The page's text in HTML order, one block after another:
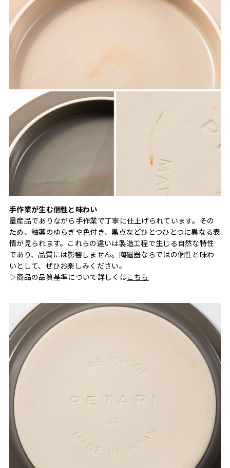
手作業が生む個性と味わい
量産品でありながら手作業で丁寧に仕上げられています。その
ため、釉薬のゆらぎや色付き、黒点などひとつひとつに異なる表
情が見られます。これらの違いは製造工程で生じる自然な特性
であり、品質には影響しません。陶磁器ならではの個性と味わ
いとして、ぜひお楽しみください。
▷商品の品質基準について詳しくはこちら